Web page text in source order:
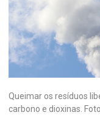
Queimar os resíduos
carbono e dioxinas.